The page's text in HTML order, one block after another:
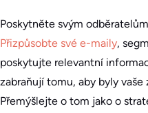
Poskytněte svým
Přizpůsobte své e-maily,
poskytujte relevantní
zabraňují tomu, aby byly vaše
Přemýšlejte o tom jako o